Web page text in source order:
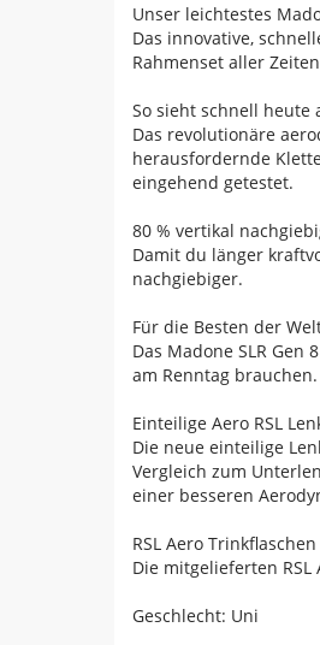
Unser leichtestes
Das innovative,
Rahmenset aller
So sieht schnell heute
Das revolutionäre
herausfordernde
eingehend getestet.
80 % vertikal
Damit du länger
nachgiebiger.
Für die Besten der
Das Madone SLR
am Renntag brauchen.
Einteilige Aero RSL
Die neue einteilige
Vergleich zum
einer besseren
RSL Aero
Die mitgelieferten
Geschlecht: Uni